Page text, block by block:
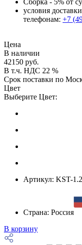
Сборка - 5% от
условия
телефонам: +7
Цена
В наличии
42150 руб.
В т.ч. НДС 22 %
Срок поставки по
Цвет
Выберите Цвет:
Артикул: KST-
Страна: Россия
В корзину